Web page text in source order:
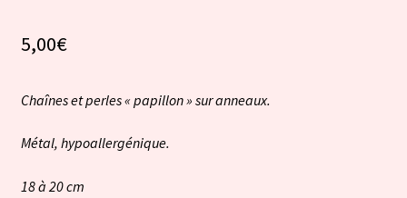
5,00€
Chaînes et perles « papillon » sur anneaux.
Métal, hypoallergénique.
18 à 20 cm